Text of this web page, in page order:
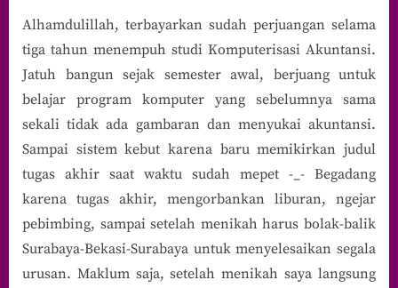
Alhamdulillah, terbayarkan sudah perjuangan selama
tiga tahun menempuh studi Komputerisasi Akuntansi.
Jatuh bangun sejak semester awal, berjuang untuk
belajar program komputer yang sebelumnya sama
sekali tidak ada gambaran dan menyukai akuntansi.
Sampai sistem kebut karena baru memikirkan judul
tugas akhir saat waktu sudah mepet -_- Begadang
karena tugas akhir, mengorbankan liburan, ngejar
pebimbing, sampai setelah menikah harus bolak-balik
Surabaya-Bekasi-Surabaya untuk menyelesaikan segala
urusan. Maklum saja, setelah menikah saya langsung